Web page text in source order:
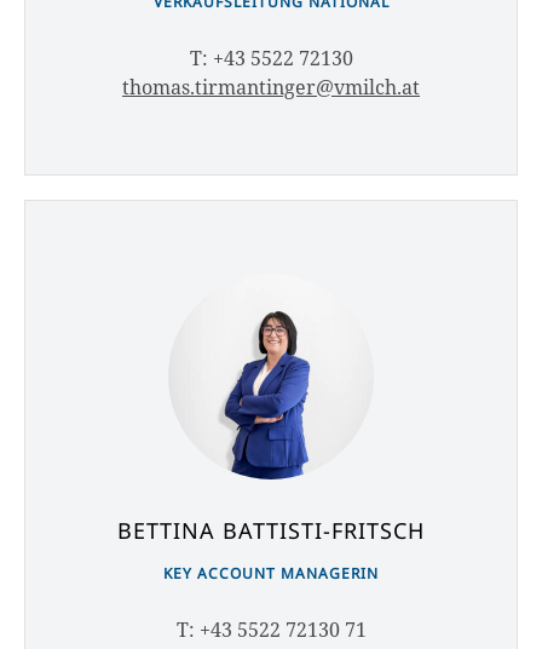
T: +43 5522 72130
thomas.tirmantinger@vmilch.at
BETTINA BATTISTI-FRITSCH
KEY ACCOUNT MANAGERIN
T: +43 5522 72130 71